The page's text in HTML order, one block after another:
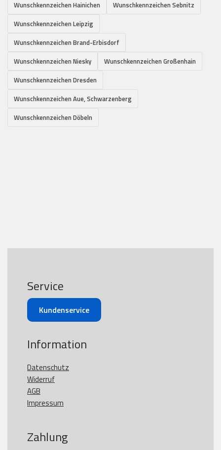
Wunschkennzeichen Hainichen
Wunschkennzeichen Sebnitz
Wunschkennzeichen Leipzig
Wunschkennzeichen Brand-Erbisdorf
Wunschkennzeichen Niesky
Wunschkennzeichen Großenhain
Wunschkennzeichen Dresden
Wunschkennzeichen Aue, Schwarzenberg
Wunschkennzeichen Döbeln
Service
Kundenservice
Information
Datenschutz
Widerruf
AGB
Impressum
Zahlung